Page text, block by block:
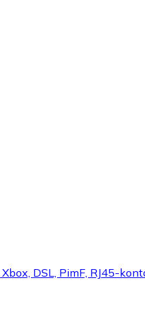
DSL, PimF, RJ45-